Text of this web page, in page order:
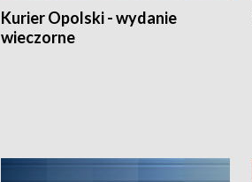
Kurier Opolski - wydanie
wieczorne